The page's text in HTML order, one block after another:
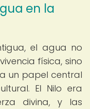
en la
el agua no
física, sino
un papel central
El Nilo era
divina, y las